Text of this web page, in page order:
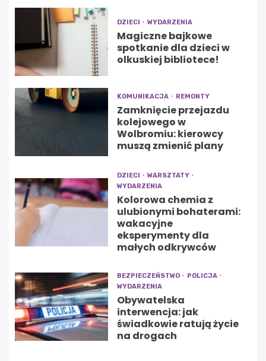
DZIECI WYDARZENIA
Magiczne bajkowe
spotkanie dla dzieci w
olkuskiej bibliotece!
KOMUNIKACJA REMONTY
Zamknięcie przejazdu
kolejowego w
Wolbromiu: kierowcy
muszą zmienić plany
DZIECI
WARSZTATY
WYDARZENIA
Kolorowa chemia z
ulubionymi bohaterami:
wakacyjne
eksperymenty dla
małych odkrywców
BEZPIECZEŃSTWO
POLICJA
WYDARZENIA
Obywatelska
interwencja: jak
świadkowie ratują życie
na drogach